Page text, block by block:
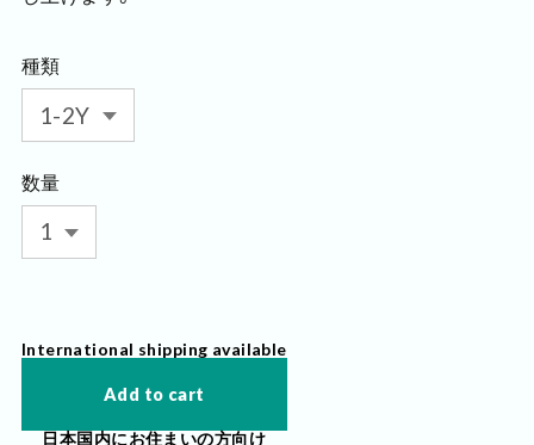
種類
数量
International shipping available
Add to cart
日本国内にお住まいの方向け